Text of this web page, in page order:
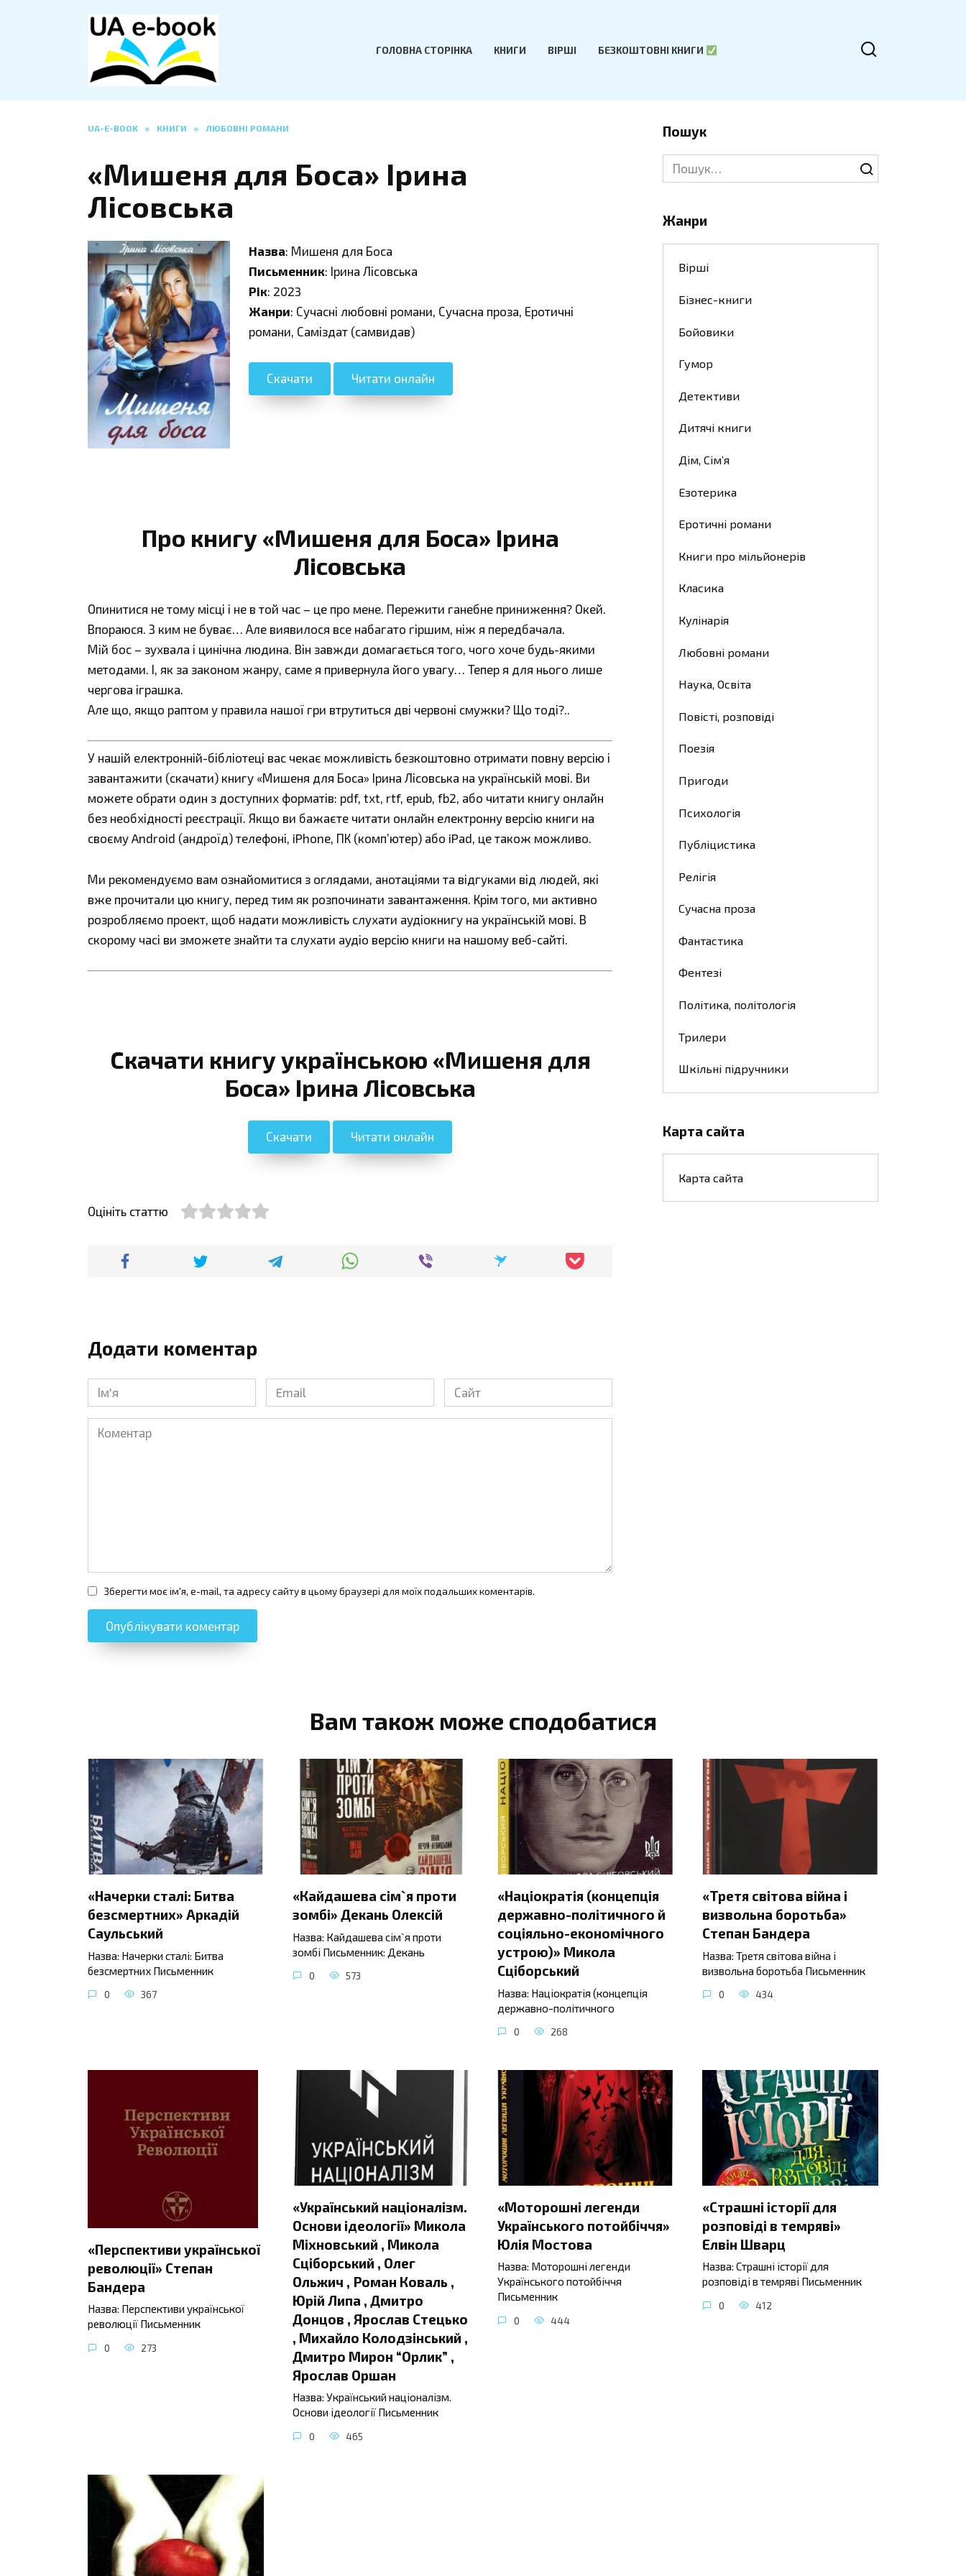
ГОЛОВНА СТОРІНКА КНИГИ ВІРШІ БЕЗКОШТОВНІ КНИГИ
UA-E-BOOK » КНИГИ » ЛЮБОВНІ РОМАНИ
«Мишеня для Боса» Ірина
Лісовська
Назва: Мишеня для Боса
Письменник: Ірина Лісовська
Рік: 2023
Жанри: Сучасні любовні романи, Сучасна проза, Еротичні
романи, Саміздат (самвидав)
Скачати Читати онлайн
Про книгу «Мишеня для Боса» Ірина
Лісовська
Опинитися не тому місці і не в той час – це про мене. Пережити ганебне приниження? Окей.
Впораюся. З ким не буває… Але виявилося все набагато гіршим, ніж я передбачала.
Мій бос – зухвала і цинічна людина. Він завжди домагається того, чого хоче будь-якими
методами. І, як за законом жанру, саме я привернула його увагу… Тепер я для нього лише
чергова іграшка.
Але що, якщо раптом у правила нашої гри втрутиться дві червоні смужки? Що тоді?..
У нашій електронній-бібліотеці вас чекає можливість безкоштовно отримати повну версію і
завантажити (скачати) книгу «Мишеня для Боса» Ірина Лісовська на українській мові. Ви
можете обрати один з доступних форматів: pdf, txt, rtf, epub, fb2, або читати книгу онлайн
без необхідності реєстрації. Якщо ви бажаєте читати онлайн електронну версію книги на
своєму Android (андроїд) телефоні, iPhone, ПК (комп’ютер) або iPad, це також можливо.
Ми рекомендуємо вам ознайомитися з оглядами, анотаціями та відгуками від людей, які
вже прочитали цю книгу, перед тим як розпочинати завантаження. Крім того, ми активно
розробляємо проект, щоб надати можливість слухати аудіокнигу на українській мові. В
скорому часі ви зможете знайти та слухати аудіо версію книги на нашому веб-сайті.
Скачати книгу українською «Мишеня для
Боса» Ірина Лісовська
Скачати Читати онлайн
Оцініть статтю
Додати коментар
Ім'я
Email
Сайт
Коментар
Зберегти моє ім'я, e-mail, та адресу сайту в цьому браузері для моїх подальших коментарів.
Пошук
Search
for:
Жанри
Вірші
Бізнес-книги
Бойовики
Гумор
Детективи
Дитячі книги
Дім, Сім’я
Езотерика
Еротичні романи
Книги про мільйонерів
Класика
Кулінарія
Любовні романи
Наука, Освіта
Повісті, розповіді
Поезія
Пригоди
Психологія
Публіцистика
Релігія
Сучасна проза
Фантастика
Фентезі
Політика, політологія
Трилери
Шкільні підручники
Карта сайта
Карта сайта
Вам також може сподобатися
«Начерки сталі: Битва
безсмертних» Аркадій
Саульський
Назва: Начерки сталі: Битва
безсмертних Письменник
0 367
«Кайдашева сім`я проти
зомбі» Декань Олексій
Назва: Кайдашева сім`я проти
зомбі Письменник: Декань
0 573
«Націократія (концепція
державно-політичного й
соціяльно-економічного
устрою)» Микола
Сціборський
Назва: Націократія (концепція
державно-політичного
0 268
«Третя світова війна і
визвольна боротьба»
Степан Бандера
Назва: Третя світова війна і
визвольна боротьба Письменник
0 434
«Перспективи української
революції» Степан
Бандера
Назва: Перспективи української
революції Письменник
0 273
«Український націоналізм.
Основи ідеології» Микола
Міхновський , Микола
Сціборський , Олег
Ольжич , Роман Коваль ,
Юрій Липа , Дмитро
Донцов , Ярослав Стецько
, Михайло Колодзінський ,
Дмитро Мирон “Орлик” ,
Ярослав Оршан
Назва: Український націоналізм.
Основи ідеології Письменник
0 465
«Моторошні легенди
Українського потойбіччя»
Юлія Мостова
Назва: Моторошні легенди
Українського потойбіччя
Письменник
0 444
«Страшні історії для
розповіді в темряві»
Елвін Шварц
Назва: Страшні історії для
розповіді в темряві Письменник
0 412